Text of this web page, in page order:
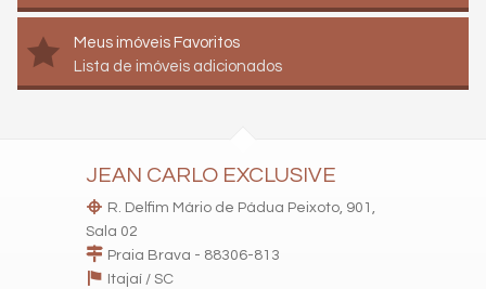
Meus imóveis Favoritos
Lista de imóveis adicionados
JEAN CARLO EXCLUSIVE
R. Delfim Mário de Pádua Peixoto, 901,
Sala 02
Praia Brava - 88306-813
Itajaí / SC